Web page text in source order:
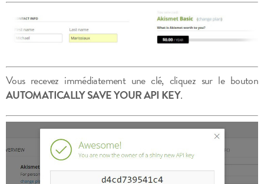
Vous recevez immédiatement une clé, cliquez sur le bouton
AUTOMATICALLY SAVE YOUR API KEY.